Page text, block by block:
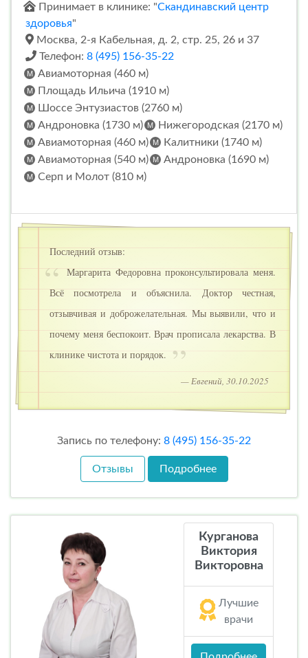
Принимает в клинике: "Скандинавский центр
здоровья"
Москва, 2-я Кабельная, д. 2, стр. 25, 26 и 37
Телефон: 8 (495) 156-35-22
Авиамоторная (460 м)
Площадь Ильича (1910 м)
Шоссе Энтузиастов (2760 м)
Андроновка (1730 м)
Нижегородская (2170 м)
Авиамоторная (460 м)
Калитники (1740 м)
Авиамоторная (540 м)
Андроновка (1690 м)
Серп и Молот (810 м)
Последний отзыв:
Маргарита Федоровна проконсультировала меня.
Всё посмотрела и объяснила. Доктор честная,
отзывчивая и доброжелательная. Мы выявили, что и
почему меня беспокоит. Врач прописала лекарства. В
клинике чистота и порядок.
— Евгений, 30.10.2025
Запись по телефону: 8 (495) 156-35-22
Отзывы Подробнее
Курганова
Виктория
Викторовна
Лучшие
врачи